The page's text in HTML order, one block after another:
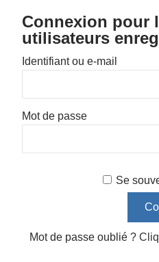
Connexion pour
utilisateurs
Identifiant ou e-mail
Mot de passe
Se
Mot de passe oublié ?